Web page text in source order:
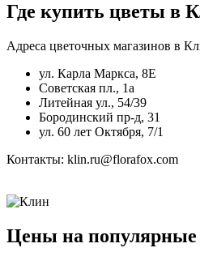
Где купить цветы в
Адреса цветочных магазинов в
ул. Карла Маркса, 8Е
Советская пл., 1а
Литейная ул., 54/39
Бородинский пр-д, 31
ул. 60 лет Октября, 7/1
Контакты: klin.ru@florafox.com
Цены на